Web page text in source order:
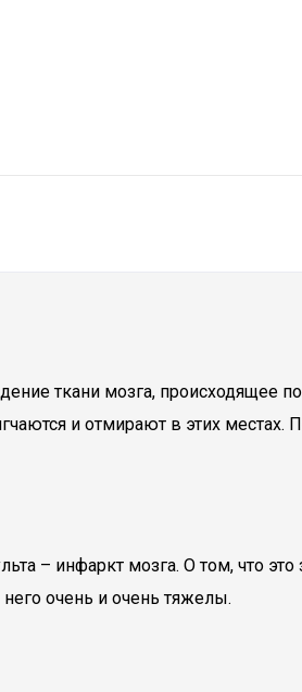
ткани мозга, происходящее
и отмирают в этих
– инфаркт мозга. О том, что
очень и очень тяжелы.